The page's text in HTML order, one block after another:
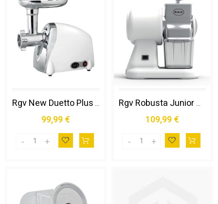
Rgv New Duetto Plus Tritacarne 550 W Bianco
99,99 €
Rgv Robusta Junior Grattugia e Spiralizzatore Elettrici Grattugia Elettrica Trasparente, Bianco
109,99 €